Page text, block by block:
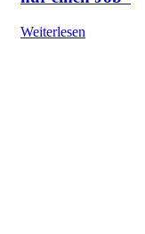
Weiterlesen